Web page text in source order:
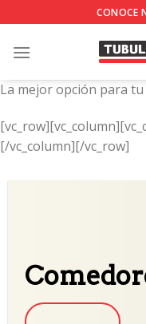
to
content
CONOCE
La mejor opción para
[/vc_column][/vc_row]